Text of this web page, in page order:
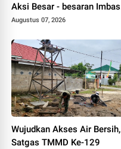
Aksi Besar - besaran Imbas
Jalan Simpang Betung -
2027
Augustus 07, 2026
Wujudkan Akses Air Bersih,
Satgas TMMD Ke-129